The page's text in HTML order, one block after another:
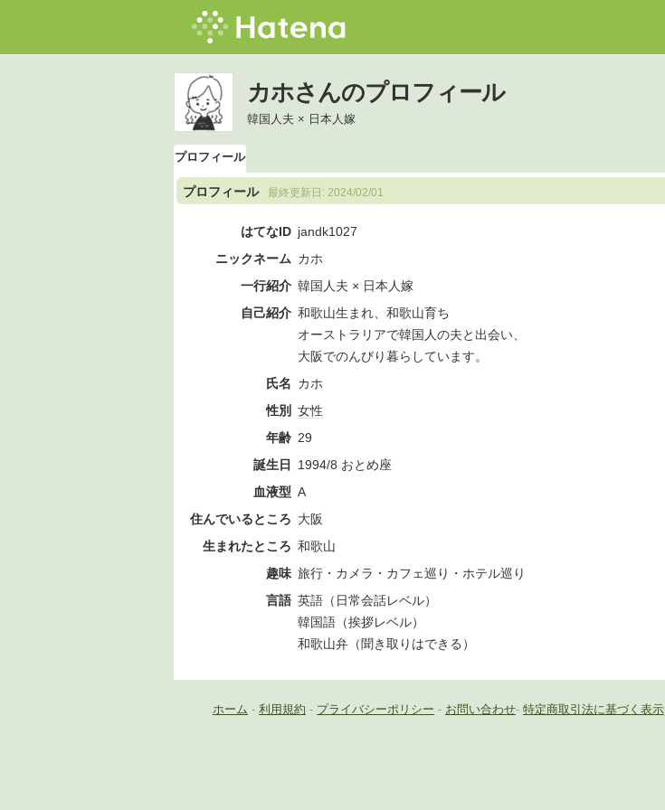
カホさんのプロフィール
韓国人夫 × 日本人嫁
プロフィール
プロフィール 最終更新日: 2024/02/01
はてなID jandk1027
ニックネーム カホ
一行紹介 韓国人夫 × 日本人嫁
自己紹介 和歌山生まれ、和歌山育ち
オーストラリアで韓国人の夫と出会い、
大阪でのんびり暮らしています。
氏名 カホ
性別
女性
年齢 29
誕生日
1994/8 おとめ座
血液型 A
住んでいるところ 大阪
生まれたところ 和歌山
趣味 旅行・カメラ・カフェ巡り・ホテル巡り
言語 英語（日常会話レベル）
韓国語（挨拶レベル）
和歌山弁（聞き取りはできる）
ホーム - 利用規約 - プライバシーポリシー - お問い合わせ- 特定商取引法に基づく表示